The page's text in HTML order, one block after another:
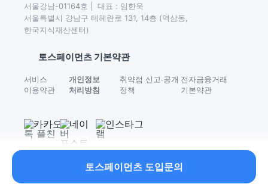
이어서 읽어보세요.
서울강남-01164호 |  대표 : 임한욱
서울특별시 강남구 테헤란로 131, 14층 (역삼동,
한국지식재산센터)
토스페이먼츠 기본약관
서비스
이용약관
개인정보
처리방침
취약점 신고∙공개
정책
전자금융거래
기본약관
토스페이먼츠 도입문의